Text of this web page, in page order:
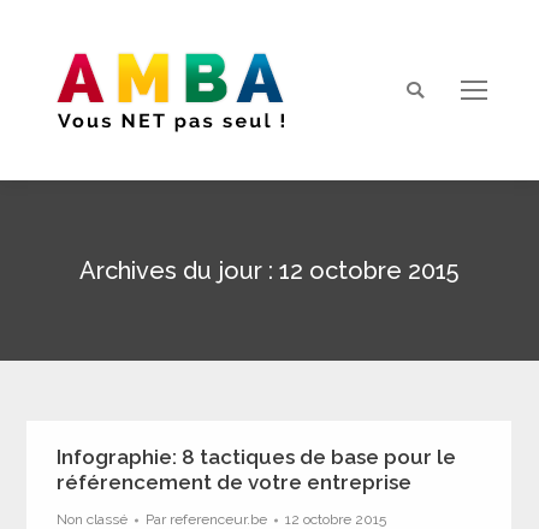
Search:
Archives du jour :12 octobre 2015
Infographie: 8 tactiques de base pour le
référencement de votre entreprise
Non classé Par referenceur.be 12 octobre 2015